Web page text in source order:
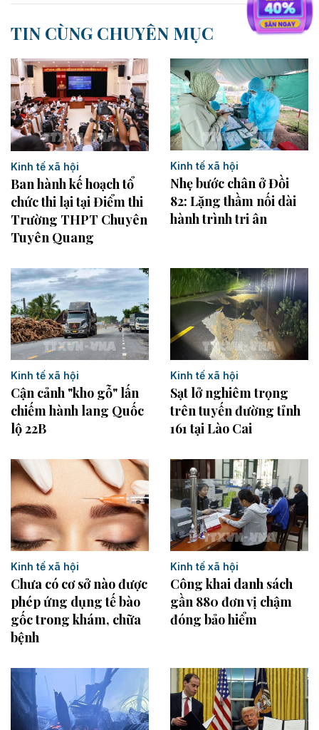
TIN CÙNG CHUYÊN MỤC
Kinh tế xã hội
Ban hành kế hoạch tổ
chức thi lại tại Điểm thi
Trường THPT Chuyên
Tuyên Quang
Kinh tế xã hội
Nhẹ bước chân ở Đồi
82: Lặng thầm nối dài
hành trình tri ân
Kinh tế xã hội
Cận cảnh "kho gỗ" lấn
chiếm hành lang Quốc
lộ 22B
Kinh tế xã hội
Sạt lở nghiêm trọng
trên tuyến đường tỉnh
161 tại Lào Cai
Kinh tế xã hội
Chưa có cơ sở nào được
phép ứng dụng tế bào
gốc trong khám, chữa
bệnh
Kinh tế xã hội
Công khai danh sách
gần 880 đơn vị chậm
đóng bảo hiểm